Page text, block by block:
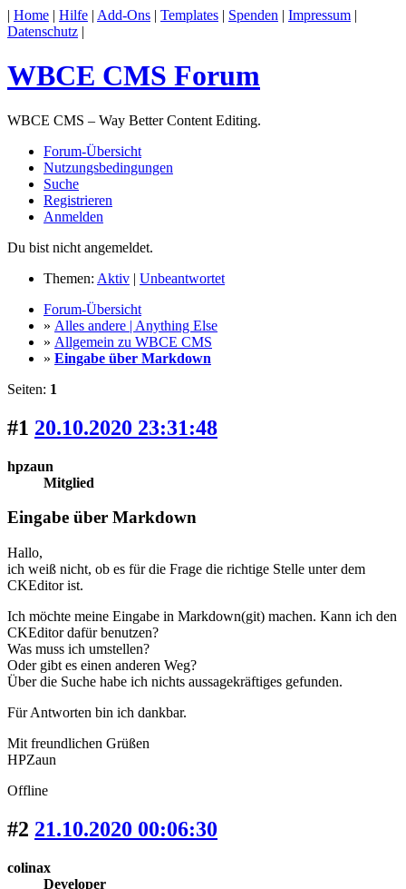
| Home | Hilfe | Add-Ons | Templates | Spenden | Impressum |
Datenschutz |
WBCE CMS Forum
WBCE CMS – Way Better Content Editing.
Forum-Übersicht
Nutzungsbedingungen
Suche
Registrieren
Anmelden
Du bist nicht angemeldet.
Themen: Aktiv | Unbeantwortet
Forum-Übersicht
» Alles andere | Anything Else
» Allgemein zu WBCE CMS
» Eingabe über Markdown
Seiten: 1
#1 20.10.2020 23:31:48
hpzaun
Mitglied
Eingabe über Markdown
Hallo,
ich weiß nicht, ob es für die Frage die richtige Stelle unter dem
CKEditor ist.
Ich möchte meine Eingabe in Markdown(git) machen. Kann ich den
CKEditor dafür benutzen?
Was muss ich umstellen?
Oder gibt es einen anderen Weg?
Über die Suche habe ich nichts aussagekräftiges gefunden.
Für Antworten bin ich dankbar.
Mit freundlichen Grüßen
HPZaun
Offline
#2 21.10.2020 00:06:30
colinax
Developer